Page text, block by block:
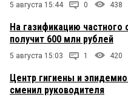
5 августа 15:44 0 438
На газификацию частного
получит 600 млн рублей
5 августа 15:03 1 420
Центр гигиены и
сменил руководителя